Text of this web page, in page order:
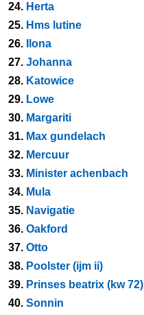
24. Herta
25. Hms lutine
26.
Ilona
27. Johanna
28. Katowice
29. Lowe
30. Margariti
31. Max gundelach
32. Mercuur
33. Minister achenbach
34. Mula
35. Navigatie
36. Oakford
37. Otto
38. Poolster (ijm ii)
39. Prinses beatrix (kw 72)
40. Sonnin